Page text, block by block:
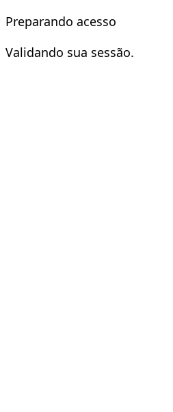
Preparando acesso
Validando sua sessão.